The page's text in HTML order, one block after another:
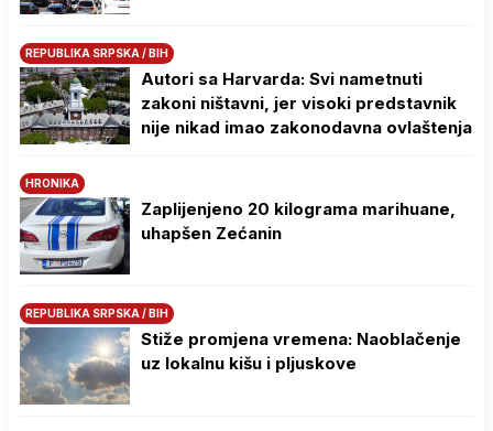
REPUBLIKA SRPSKA / BIH
Autori sa Harvarda: Svi nametnuti
zakoni ništavni, jer visoki predstavnik
nije nikad imao zakonodavna ovlaštenja
HRONIKA
Zaplijenjeno 20 kilograma marihuane,
uhapšen Zećanin
REPUBLIKA SRPSKA / BIH
Stiže promjena vremena: Naoblačenje
uz lokalnu kišu i pljuskove